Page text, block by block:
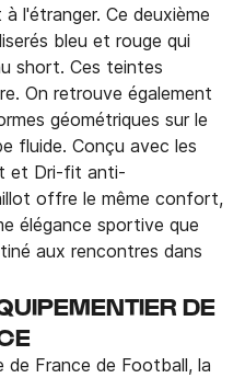
l'étranger. Ce deuxième
bleu et rouge qui
short. Ces teintes
On retrouve également
géométriques sur le
fluide. Conçu avec les
et Dri-fit anti-
offre le même confort,
élégance sportive que
aux rencontres dans
DE
de France de Football, la